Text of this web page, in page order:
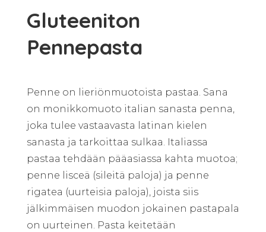
Gluteeniton
Pennepasta
Penne on lieriönmuotoista pastaa. Sana
on monikkomuoto italian sanasta penna,
joka tulee vastaavasta latinan kielen
sanasta ja tarkoittaa sulkaa. Italiassa
pastaa tehdään pääasiassa kahta muotoa;
penne lisceä (sileitä paloja) ja penne
rigatea (uurteisia paloja), joista siis
jälkimmäisen muodon jokainen pastapala
on uurteinen. Pasta keitetään